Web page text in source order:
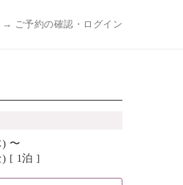
→ ご予約の確認・ログイン
) 〜
) [ 1泊 ]